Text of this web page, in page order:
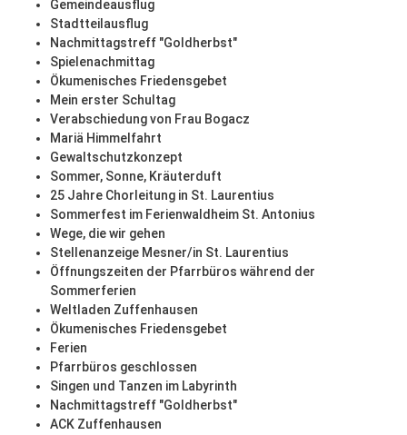
Gemeindeausflug
Stadtteilausflug
Nachmittagstreff "Goldherbst"
Spielenachmittag
Ökumenisches Friedensgebet
Mein erster Schultag
Verabschiedung von Frau Bogacz
Mariä Himmelfahrt
Gewaltschutzkonzept
Sommer, Sonne, Kräuterduft
25 Jahre Chorleitung in St. Laurentius
Sommerfest im Ferienwaldheim St. Antonius
Wege, die wir gehen
Stellenanzeige Mesner/in St. Laurentius
Öffnungszeiten der Pfarrbüros während der
Sommerferien
Weltladen Zuffenhausen
Ökumenisches Friedensgebet
Ferien
Pfarrbüros geschlossen
Singen und Tanzen im Labyrinth
Nachmittagstreff "Goldherbst"
ACK Zuffenhausen